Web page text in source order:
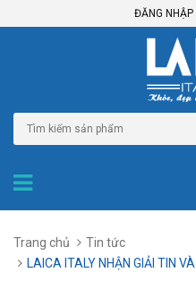
ĐĂNG NHẬP
Trang chủ
Tin tức
LAICA ITALY NHẬN GIẢI TIN